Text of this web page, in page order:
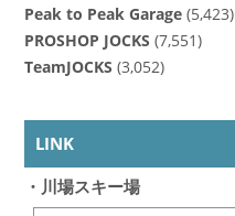
Peak to Peak Garage(5,423)
PROSHOP JOCKS (7,551)
TeamJOCKS (3,052)
LINK
・川場スキー場